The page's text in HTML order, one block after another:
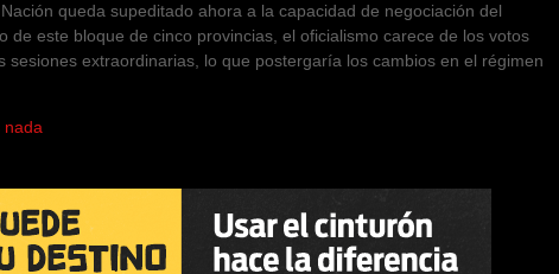
queda supeditado ahora a la capacidad de negociación del
este bloque de cinco provincias, el oficialismo carece de los votos
extraordinarias, lo que postergaría los cambios en el régimen
nada